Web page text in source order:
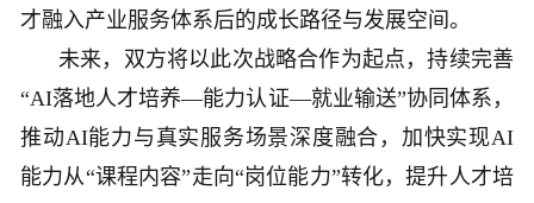
才融入产业服务体系后的成长路径与发展空间。
未来，双方将以此次战略合作为起点，持续完善
“AI落地人才培养—能力认证—就业输送”协同体系，
推动AI能力与真实服务场景深度融合，加快实现AI
能力从“课程内容”走向“岗位能力”转化，提升人才培